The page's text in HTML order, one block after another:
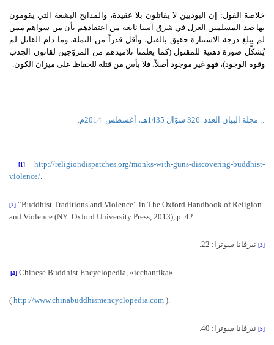
خلاصة القول: إن البوذيين لا يقاتلون بلا عقيدة، والمذابح البشعة التي يقومون
بها ضد المسلمين العزل في شرق آسيا نابعة من اعتقادهم بأن من سواهم ممن
لم يبلغ درجة الاستنارة حقيق بالقتل، وأقل قدراً من النملة، وما دام القاتل لم
يُشكِّل صورة ذهنية للمقتول (كما يعلمنا تلاميذهم من المروّجين لقانون الجذب
وقوة الوجود)، فهو غير موجود أصلاً، فلا بأس من قتله للحفاظ على ميزان الكون.
:: مجلة البيان العدد 326 شوّال 1435هـ، أغسطس 2014م.
[1]
http://religiondispatches.org/monks-with-guns-discovering-buddhist-
violence/
[2] “Buddhist Traditions and Violence” in The Oxford Handbook of Religion
and Violence (NY: Oxford University Press, 2013), p. 42
[3] نيرڤانا سوترا : 22.
[4] Chinese Buddhist Encyclopedia , «icchantika»
( http://www.chinabuddhismencyclopedia.com ).
[5] نيرڤانا سوترا : 40.